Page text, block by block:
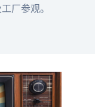
厂参观。